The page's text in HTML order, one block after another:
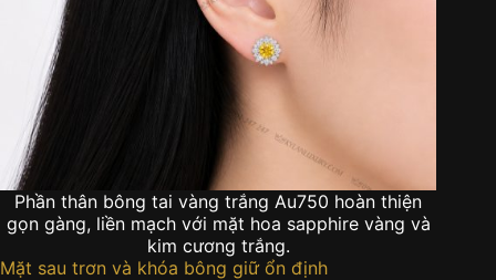
Phần thân bông tai vàng trắng Au750 hoàn thiện
gọn gàng, liền mạch với mặt hoa sapphire vàng và
kim cương trắng.
Mặt sau trơn và khóa bông giữ ổn định